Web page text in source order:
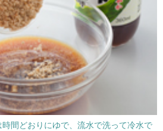
間どおりにゆで、流水で洗って冷水で